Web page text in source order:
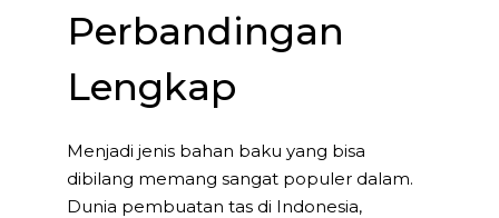
Perbandingan
Lengkap
Menjadi jenis bahan baku yang bisa
dibilang memang sangat populer dalam.
Dunia pembuatan tas di Indonesia,